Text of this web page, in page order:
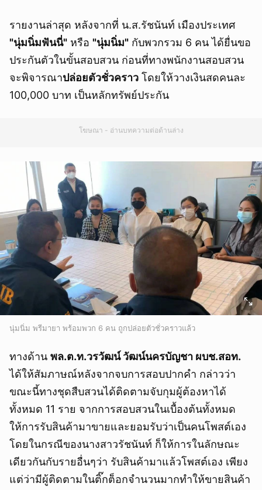
รายงานล่าสุด หลังจากที่ น.ส.รัชนันท์ เมืองประเทศ
"นุ่มนิ่มฟันนี่" หรือ "นุ่มนิ่ม" กับพวกรวม 6 คน ได้ยื่นขอ
ประกันตัวในขั้นสอบสวน ก่อนที่ทางพนักงานสอบสวน
จะพิจารณาปล่อยตัวชั่วคราว โดยให้วางเงินสดคนละ
100,000 บาท เป็นหลักทรัพย์ประกัน
โฆษณา - อ่านบทความต่อด้านล่าง
นุ่มนิ่ม พรีมายา พร้อมพวก 6 คน ถูกปล่อยตัวชั่วคราวแล้ว
ทางด้าน พล.ต.ท.วรวัฒน์ วัฒน์นครบัญชา ผบช.สอท.
ได้ให้สัมภาษณ์หลังจากจบการสอบปากคำ กล่าวว่า
ขณะนี้ทางชุดสืบสวนได้ติดตามจับกุมผู้ต้องหาได้
ทั้งหมด 11 ราย จากการสอบสวนในเบื้องต้นทั้งหมด
ให้การรับสินค้ามาขายและยอมรับว่าเป็นคนโพสต์เอง
โดยในกรณีของนางสาวรัชนันท์ ก็ให้การในลักษณะ
เดียวกันกับรายอื่นๆว่า รับสินค้ามาแล้วโพสต์เอง เพียง
แต่ว่ามีผู้ติดตามในติ๊กต็อกจำนวนมากทำให้ขายสินค้า